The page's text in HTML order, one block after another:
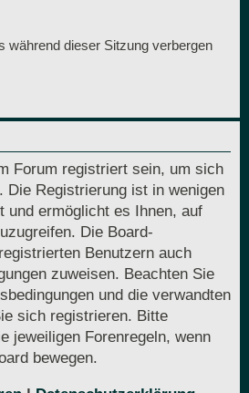
während dieser Sitzung verbergen
Forum registriert sein, um sich
Die Registrierung ist in wenigen
und ermöglicht es Ihnen, auf
Die Board-
Benutzern auch
zuweisen. Beachten Sie
und die verwandten
sich registrieren. Bitte
jeweiligen Forenregeln, wenn
bewegen.